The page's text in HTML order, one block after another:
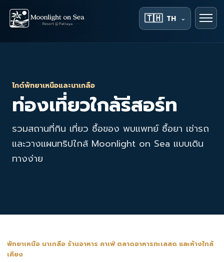
🇹🇭 TH ⌄
ไกด์พัทยาเหนือและนาเกลือ
ท่องเที่ยวใกล้รีสอร์ท
รวมสถานที่กิน เที่ยว ซื้อของ พบแพทย์ ซื้อยา เช่ารถ
และวางแผนทริปใกล้ Moonlight on Sea แบบเดิน
ทางง่าย
พัทยาเหนือ นาเกลือ ร้านอาหาร คาเฟ่ ตลาดอาหารทะเลสด และห้างใกล้
เคียง